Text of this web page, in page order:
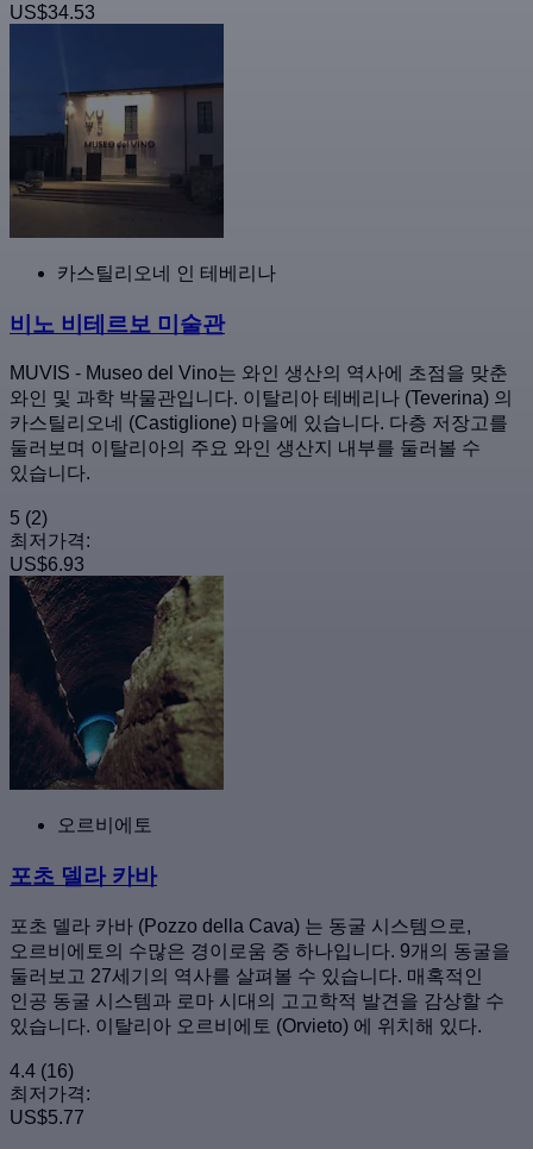
US$34.53
카스틸리오네 인 테베리나
비노 비테르보 미술관
MUVIS - Museo del Vino는 와인 생산의 역사에 초점을 맞춘
와인 및 과학 박물관입니다. 이탈리아 테베리나 (Teverina) 의
카스틸리오네 (Castiglione) 마을에 있습니다. 다층 저장고를
둘러보며 이탈리아의 주요 와인 생산지 내부를 둘러볼 수
있습니다.
5 (2)
최저가격:
US$6.93
오르비에토
포초 델라 카바
포초 델라 카바 (Pozzo della Cava) 는 동굴 시스템으로,
오르비에토의 수많은 경이로움 중 하나입니다. 9개의 동굴을
둘러보고 27세기의 역사를 살펴볼 수 있습니다. 매혹적인
인공 동굴 시스템과 로마 시대의 고고학적 발견을 감상할 수
있습니다. 이탈리아 오르비에토 (Orvieto) 에 위치해 있다.
4.4 (16)
최저가격:
US$5.77